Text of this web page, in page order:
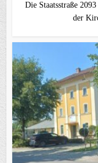
Die Staatsstraße
der